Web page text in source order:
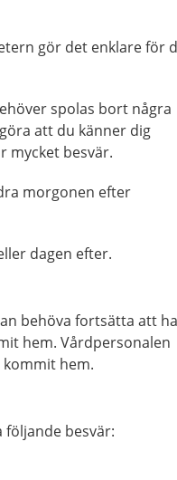
gör det enklare för
spolas bort några
att du känner dig
mycket besvär.
morgonen efter
dagen efter.
behöva fortsätta att ha
hem. Vårdpersonalen
hem.
besvär: